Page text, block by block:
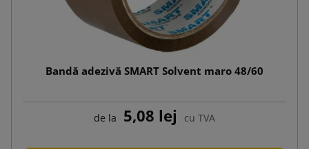
Bandă adezivă SMART Solvent maro 48/60
de la 5,08 lej cu TVA